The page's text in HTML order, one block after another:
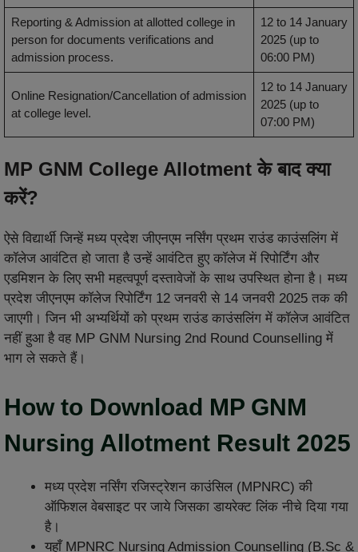
Reporting & Admission at allotted college in
person for documents verifications and
admission process.
12 to 14 January
2025 (up to
06:00 PM)
Online Resignation/Cancellation of admission
at college level.
12 to 14 January
2025 (up to
07:00 PM)
MP GNM College Allotment के बाद क्या
करें?
ऐसे विद्यार्थी जिन्हें मध्य प्रदेश जीएनएम नर्सिंग प्रथम राउंड काउंसलिंग में
कॉलेज आवंटित हो जाता है उन्हें आवंटित हुए कॉलेज में रिपोर्टिंग और
एडमिशन के लिए सभी महत्वपूर्ण दस्तावेजों के साथ उपस्थित होना है। मध्य
प्रदेश जीएनएम कॉलेज रिपोर्टिंग 12 जनवरी से 14 जनवरी 2025 तक की
जाएगी। जिन भी अभ्यर्थियों को प्रथम राउंड काउंसलिंग में कॉलेज आवंटित
नहीं हुआ है वह MP GNM Nursing 2nd Round Counselling में
भाग ले सकते हैं।
How to Download MP GNM
Nursing Allotment Result 2025
मध्य प्रदेश नर्सिंग रजिस्ट्रेशन काउंसिल (MPNRC) की
ऑफिशल वेबसाइट पर जाये जिसका डायरेक्ट लिंक नीचे दिया गया
है।
यहाँ MPNRC Nursing Admission Counselling (B.Sc &